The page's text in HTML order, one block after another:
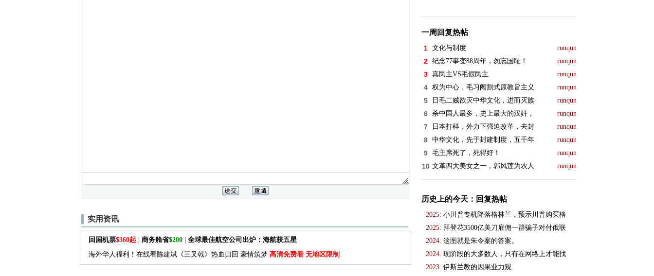
实用资讯
回国机票$360起 | 商务舱省$200| 全球最佳航空公司出炉：海航获五星
海外华人福利！在线看陈建斌《三叉戟》热血归回 豪情筑梦 高清免费看 无地区限制
一周回复热帖
1 文化与制度 runqun
2 纪念77事变88周年，勿忘国耻！ runqun
3 真民主VS毛假民主 runqun
4 权为中心，毛习阉割式原教旨主义 runqun
5 日毛二贼欲灭中华文化，进而灭族 runqun
6 杀中国人最多，史上最大的汉奸， runqun
7 日本打样，外力下强迫改革，去封 runqun
8 中华文化，先于封建制度，五千年 runqun
9 毛主席死了，死得好！ runqun
10 文革四大美女之一，郭风莲为农人 runqun
历史上的今天：回复热帖
2025: 小川普专机降落格林兰，预示川普购买格
2025: 拜登花3500亿美刀雇佣一群骗子对付俄联
2024: 这图就是朱令案的答案。
2024: 现阶段的大多数人，只有在网络上才能找
2023: 伊斯兰教的因果业力观